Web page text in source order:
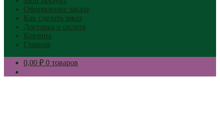
Оформление заказа
Как сделать заказ
Доставка и оплата
Корзина
Главная
0,00 ₽ 0 товаров